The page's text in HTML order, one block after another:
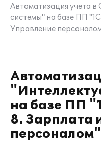
Автоматизация учета
системы" на базе ПП
Управление
на базе ПП
8. Зарплата
персоналом"